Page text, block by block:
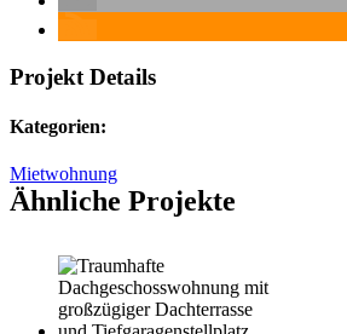
Projekt Details
Kategorien:
Mietwohnung
Ähnliche Projekte